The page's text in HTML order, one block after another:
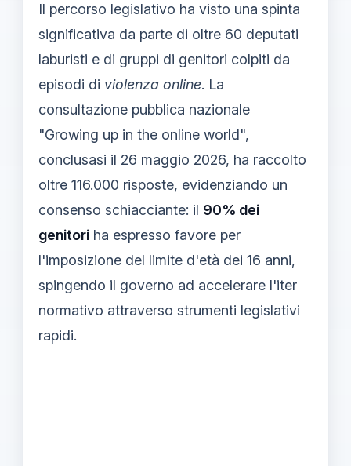
Il percorso legislativo ha visto una spinta
significativa da parte di oltre 60 deputati
laburisti e di gruppi di genitori colpiti da
episodi di violenza online. La
consultazione pubblica nazionale
"Growing up in the online world",
conclusasi il 26 maggio 2026, ha raccolto
oltre 116.000 risposte, evidenziando un
consenso schiacciante: il 90% dei
genitori ha espresso favore per
l'imposizione del limite d'età dei 16 anni,
spingendo il governo ad accelerare l'iter
normativo attraverso strumenti legislativi
rapidi.